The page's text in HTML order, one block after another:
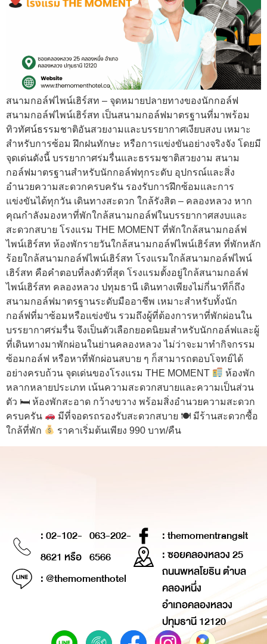
สนามกอล์ฟไพน์เฮิร์สท – จุดหมายปลายทางของนักกอล์ฟ
สนามกอล์ฟไพน์เฮิร์สท เป็นสนามกอล์ฟมาตรฐานที่มาพร้อม
ทิวทัศน์ธรรมชาติอันสวยงามและบรรยากาศเงียบสงบ เหมาะ
สำหรับการซ้อม ฝึกฝนทักษะ หรือการแข่งขันอย่างจริงจัง โดยมี
จุดเด่นดังนี้ บรรยากาศร่มรื่นและธรรมชาติสวยงาม สนาม
กอล์ฟมาตรฐานสำหรับนักกอล์ฟทุกระดับ อุปกรณ์และสิ่ง
อำนวยความสะดวกครบครัน รองรับการฝึกซ้อมและการ
แข่งขันได้ทุกวัน เดินทางสะดวก ใกล้รังสิต – คลองหลวง หาก
คุณกำลังมองหาที่พักใกล้สนามกอล์ฟในบรรยากาศสงบและ
สะดวกสบาย โรงแรม THE MOMENT ที่พักใกล้สนามกอล์ฟ
ไพน์เฮิร์สท ห้องพักรายวันใกล้สนามกอล์ฟไพน์เฮิร์สท ที่พักหลัก
ร้อยใกล้สนามกอล์ฟไพน์เฮิร์สท โรงแรมใกล้สนามกอล์ฟไพน์
เฮิร์สท คือคำตอบที่ลงตัวที่สุด โรงแรมตั้งอยู่ใกล้สนามกอล์ฟ
ไพน์เฮิร์สท คลองหลวง ปทุมธานี เดินทางเพียงไม่กี่นาทีก็ถึง
สนามกอล์ฟมาตรฐานระดับมืออาชีพ เหมาะสำหรับทั้งนัก
กอล์ฟที่มาซ้อมหรือแข่งขัน รวมถึงผู้ที่ต้องการหาที่พักผ่อนใน
บรรยากาศร่มรื่น จึงเป็นตัวเลือกยอดนิยมสำหรับนักกอล์ฟและผู้
ที่เดินทางมาพักผ่อนในย่านคลองหลวง ไม่ว่าจะมาทำกิจกรรม
ซ้อมกอล์ฟ หรือหาที่พักผ่อนสบาย ๆ ก็สามารถตอบโจทย์ได้
อย่างครบถ้วน จุดเด่นของโรงแรม THE MOMENT
ห้องพัก
หลากหลายประเภท เน้นความสะดวกสบายและความเป็นส่วน
ตัว 🛏 ห้องพักสะอาด กว้างขวาง พร้อมสิ่งอำนวยความสะดวก
ครบครัน
มีที่จอดรถรองรับสะดวกสบาย 🍽 มีร้านสะดวกซื้อ
ใกล้ที่พัก
ราคาเริ่มต้นเพียง 990 บาท/คืน
: 02-102-
8621 หรือ
063-202-
6566
: @themomenthotel
: themomentrangsit
: ซอยคลองหลวง 25
ถนนพหลโยธิน ตำบล
คลองหนึ่ง
อำเภอคลองหลวง
ปทุมธานี 12120